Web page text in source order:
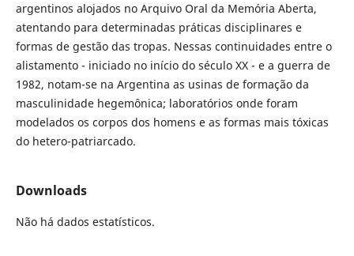
argentinos alojados no Arquivo Oral da Memória Aberta,
atentando para determinadas práticas disciplinares e
formas de gestão das tropas. Nessas continuidades entre o
alistamento - iniciado no início do século XX - e a guerra de
1982, notam-se na Argentina as usinas de formação da
masculinidade hegemônica; laboratórios onde foram
modelados os corpos dos homens e as formas mais tóxicas
do hetero-patriarcado.
Downloads
Não há dados estatísticos.